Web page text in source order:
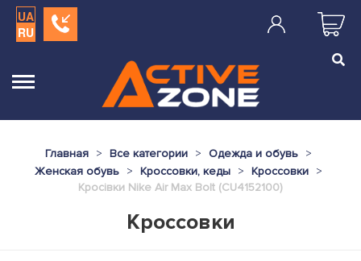
UA
RU
Главная Все категории
Одежда и обувь
Женская обувь
Кроссовки, кеды
Кроссовки
Кросівки Nike Air Max Bolt (CU4152100)
Кроссовки